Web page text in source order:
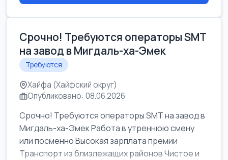
Срочно! Требуются операторы SMT
на завод в Мигдаль-ха-Эмек
Требуются
Хайфа (Хайфский округ)
Опубликовано: 08.06.2026
Срочно! Требуются операторы SMT на завод в
Мигдаль-ха-Эмек Работа в утреннюю смену
или посменно Высокая зарплата премии
Транспорт из близлежащих районов Чистое и